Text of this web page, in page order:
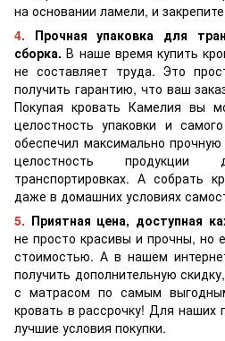
на основании ламели, и
4.
Прочная упаковка для
сборка. В наше время купить
не составляет труда. Это
получить гарантию, что ваш
Покупая кровать Камелия вы
целостность упаковки и
обеспечил максимально прочную
целостность
транспортировках. А собрать
даже в домашних условиях
5. Приятная цена, доступная
не просто красивы и прочны, но
стоимостью. А в нашем
получить дополнительную
с матрасом по самым
кровать в рассрочку! Для наших
лучшие условия покупки.